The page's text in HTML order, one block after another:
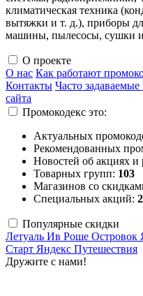
климатическая техника
вытяжки и т. д.), приборы
машины, пылесосы, сушки и
О проекте
О нас Как работают
Контакты Часто
сайта
Промокодекс это:
Актуальных
Рекомендованных
Новостей об акциях и
Товарных групп: 103
Магазинов со
Специальных акций:
Популярные скидки
Летуаль Ив Роше Островок
Старт Яндекс Путешествия
Дружите с нами!